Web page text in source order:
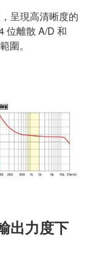
呈現高清晰度的
位離散 A/D 和
圍。
出力度下